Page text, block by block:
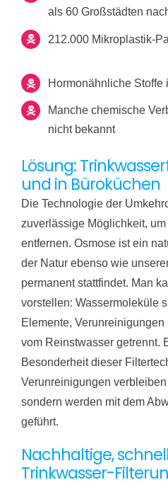
als 60 Großstädten
212.000 Mikroplastik-
Hormonähnliche Stoffe
Manche chemische
nicht bekannt
Lösung:
und in Büroküchen
Die Technologie der
zuverlässige Möglichkeit,
entfernen. Osmose ist ein
der Natur ebenso wie
permanent stattfindet. Man
vorstellen: Wassermoleküle
Elemente,
vom Reinstwasser getrennt.
Besonderheit dieser
Verunreinigungen
sondern werden mit dem
geführt.
Nachhaltige,
Trinkwasser-